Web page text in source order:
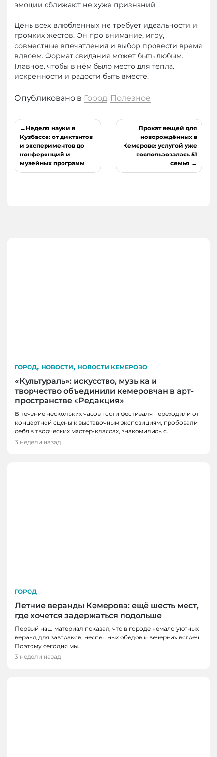
эмоции сближают не хуже признаний.
День всех влюблённых не требует идеальности и
громких жестов. Он про внимание, игру,
совместные впечатления и выбор провести время
вдвоем. Формат свидания может быть любым.
Главное, чтобы в нём было место для тепла,
искренности и радости быть вместе.
Опубликовано в Город, Полезное
Навигация
по
записям
Неделя науки в
Кузбассе: от диктантов
и экспериментов до
конференций и
музейных программ
Прокат вещей для
новорождённых в
Кемерове: услугой уже
воспользовалась 51
семья
ГОРОД, НОВОСТИ, НОВОСТИ КЕМЕРОВО
«Культураль»: искусство, музыка и
творчество объединили кемеровчан в арт-
пространстве «Редакция»
В течение нескольких часов гости фестиваля переходили от
концертной сцены к выставочным экспозициям, пробовали
себя в творческих мастер-классах, знакомились с..
3 недели назад
ГОРОД
Летние веранды Кемерова: ещё шесть мест,
где хочется задержаться подольше
Первый наш материал показал, что в городе немало уютных
веранд для завтраков, неспешных обедов и вечерних встреч.
Поэтому сегодня мы..
3 недели назад